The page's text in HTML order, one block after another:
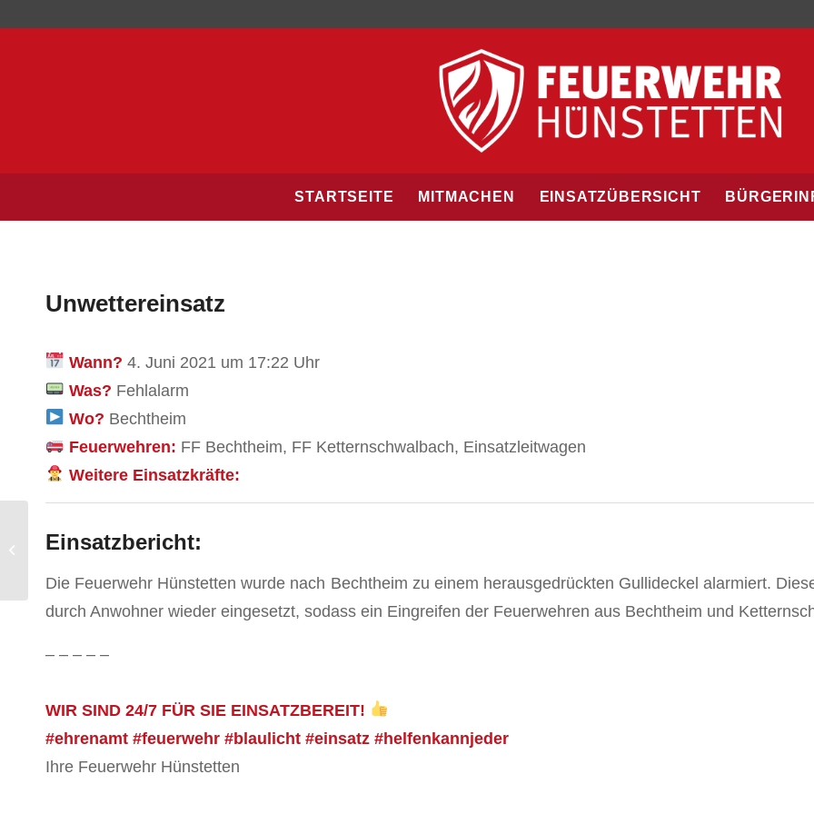
STARTSEITE MITMACHEN EINSATZÜBERSICHT
Unwettereinsatz
Wann? 4. Juni 2021 um 17:22 Uhr
Was? Fehlalarm
Wo? Bechtheim
Feuerwehren: FF Bechtheim, FF Ketternschwalbach, Einsatzleitwagen
Weitere Einsatzkräfte:
Einsatzbericht:
Die Feuerwehr Hünstetten wurde nach Bechtheim zu einem herausgedrückten Gullideckel alarmiert.
durch Anwohner wieder eingesetzt, sodass ein Eingreifen der Feuerwehren aus Bechtheim und
– – – – –
WIR SIND 24/7 FÜR SIE EINSATZBEREIT!
#ehrenamt #feuerwehr #blaulicht #einsatz #helfenkannjeder
Ihre Feuerwehr Hünstetten
Unwettereinsatz